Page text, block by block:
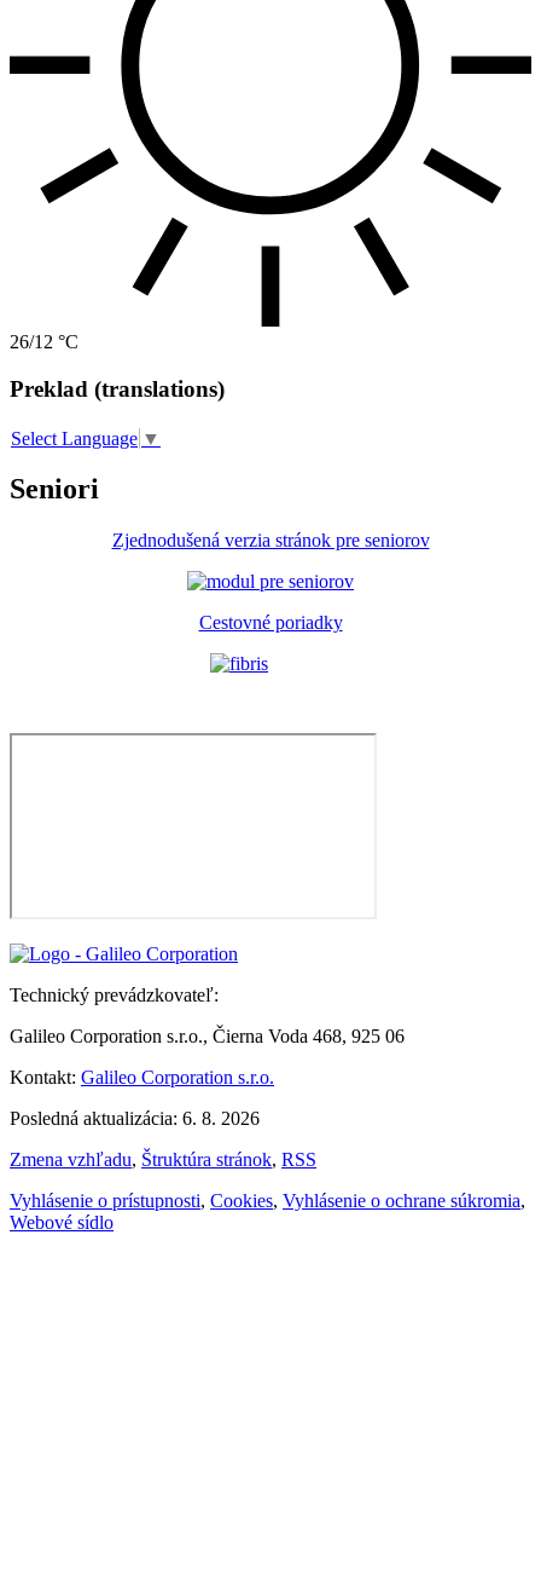
26/12 °C
Preklad (translations)
Select Language ▼
Seniori
Zjednodušená verzia stránok pre seniorov
Cestovné poriadky
Technický prevádzkovateľ:
Galileo Corporation s.r.o., Čierna Voda 468, 925 06
Kontakt: Galileo Corporation s.r.o.
Posledná aktualizácia: 6. 8. 2026
Zmena vzhľadu, Štruktúra stránok, RSS
Vyhlásenie o prístupnosti, Cookies, Vyhlásenie o ochrane súkromia,
Webové sídlo